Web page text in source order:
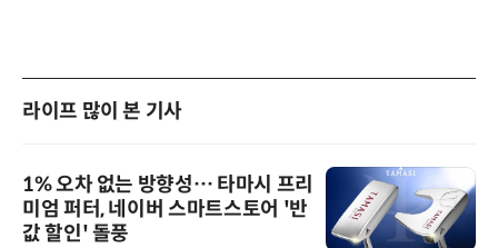
라이프 많이 본 기사
1% 오차 없는 방향성… 타마시 프리
미엄 퍼터, 네이버 스마트스토어 '반
값 할인' 돌풍